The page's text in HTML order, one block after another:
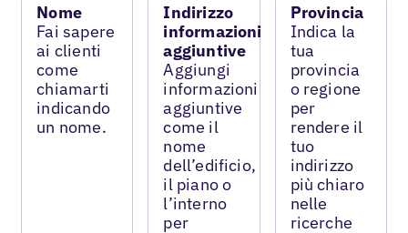
Nome
Fai sapere
ai clienti
come
chiamarti
indicando
un nome.
Indirizzo
informazioni
aggiuntive
Aggiungi
informazioni
aggiuntive
come il
nome
dell’edificio,
il piano o
l’interno
per
Provincia
Indica la
tua
provincia
o regione
per
rendere il
tuo
indirizzo
più chiaro
nelle
ricerche